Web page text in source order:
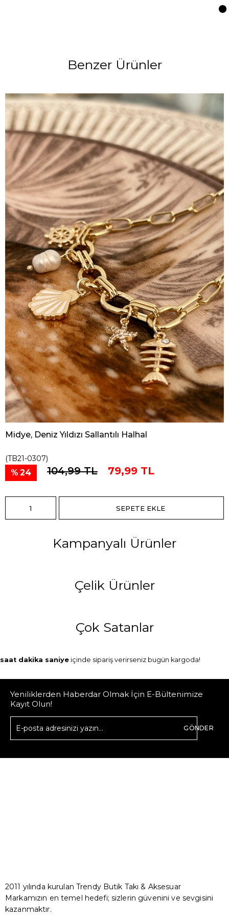
Benzer Ürünler
Midye, Deniz Yıldızı Sallantılı Halhal
(TB21-0307)
24 104,99 TL 79,99 TL
Kampanyalı Ürünler
Çelik Ürünler
Çok Satanlar
saat dakika saniye içinde sipariş verirseniz bugün kargoda!
Yeniliklerden Haberdar Olmak İçin E-Bültenimize
Kayıt Olun!
GÖNDER
2011 yılında kurulan Trendy Butik Takı & Aksesuar
Markamızın en temel hedefi; sizlerin güvenini ve sevgisini
kazanmaktır.